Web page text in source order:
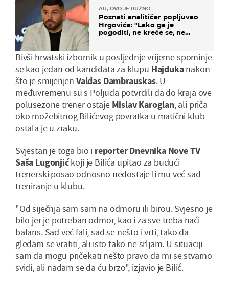
AU, OVO JE RUŽNO
Poznati analitičar popljuvao
Hrgovića: "Lako ga je
pogoditi, ne kreće se, ne
Bivši hrvatski izbornik u posljednje vrijeme spominje
se kao jedan od kandidata za klupu Hajdukanakon
što je smijenjen Valdas Dambrauskas. U
međuvremenu su s Poljuda potvrdili da do kraja ove
polusezone trener ostaje Mislav Karoglan, ali priča
oko možebitnog Bilićevog povratka u matični klub
ostala je u zraku.
Svjestan je toga bio i reporter Dnevnika Nove TV
Saša Lugonjićkoji je Bilića upitao za budući
trenerski posao odnosno nedostaje li mu već sad
treniranje u klubu.
"Od siječnja sam sam na odmoru ili birou. Svjesno je
bilo jer je potreban odmor, kao i za sve treba naći
balans. Sad već fali, sad se nešto i vrti, tako da
gledam se vratiti, ali isto tako ne srljam. U situaciji
sam da mogu pričekati nešto pravo da mi se stvarno
svidi, ali nadam se da ću brzo", izjavio je Bilić.